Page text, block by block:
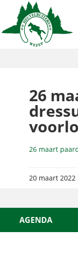
26
26 maart
20 maart 2022
AGENDA